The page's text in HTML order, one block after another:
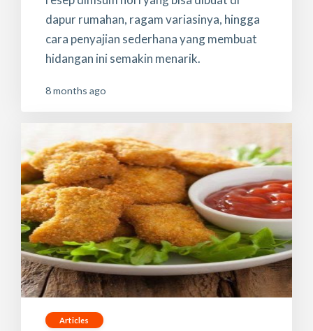
dapur rumahan, ragam variasinya, hingga
cara penyajian sederhana yang membuat
hidangan ini semakin menarik.
8 months ago
Articles